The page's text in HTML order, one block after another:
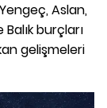
Aslan,
burçları
gelişmeleri